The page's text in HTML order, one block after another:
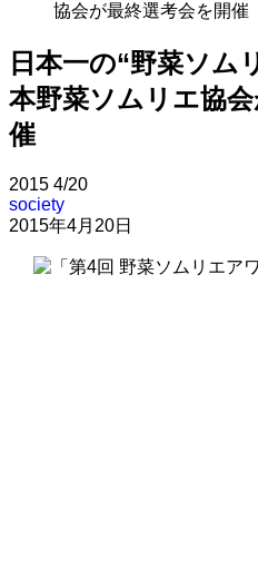
協会が最終選考会を開催
日本一の“野菜ソ
本野菜ソムリエ協
催
2015 4/20
society
2015年4月20日